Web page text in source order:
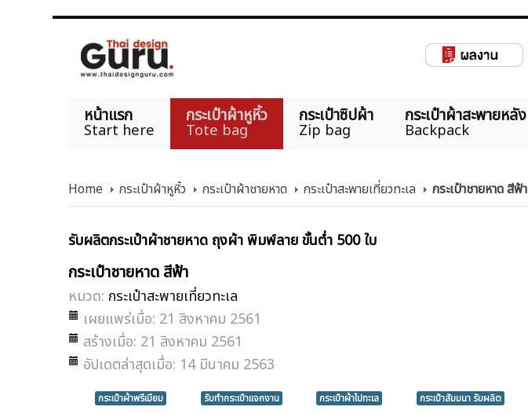
หน้าแรก
Start here
กระเป๋าผ้าหูหิ้ว
Tote bag
กระเป๋าซิปผ้า
Zip bag
กระเป๋าผ้าสะพายหลัง
Backpack
Home กระเป๋าผ้าหูหิ้ว กระเป๋าผ้าชายหาด กระเป๋าสะพายเที่ยวทะเล กระเป๋าชายหาด สีฟ้า
รับผลิตกระเป๋าผ้าชายหาด ถุงผ้า พิมพ์ลาย ขั้นต่ำ 500 ใบ
กระเป๋าชายหาด สีฟ้า
หมวด: กระเป๋าสะพายเที่ยวทะเล
เผยแพร่เมื่อ: 21 สิงหาคม 2561
สร้างเมื่อ: 21 สิงหาคม 2561
อัปเดตล่าสุดเมื่อ: 14 มีนาคม 2563
กระเป๋าผ้าพรีเมียม รับทำกระเป๋าแจกงาน กระเป๋าผ้าไปทะเล กระเป๋าสัมมนา รับผลิต